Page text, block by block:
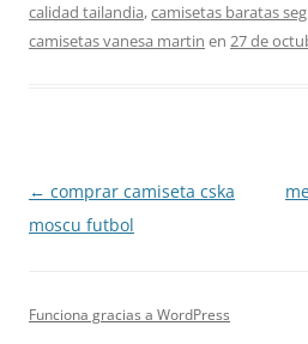
calidad tailandia,camisetas baratas
camisetas vanesa martin en 27 de
Navegación
de
← comprar camiseta cska
moscu futbol
Funciona gracias a WordPress